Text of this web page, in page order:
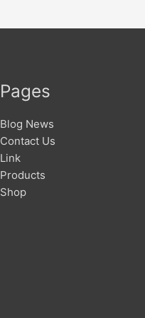
Pages
Blog News
Contact Us
Link
Products
Shop